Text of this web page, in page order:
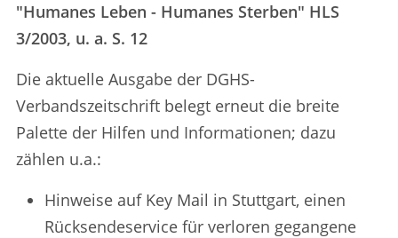
"Humanes Leben - Humanes Sterben" HLS
3/2003, u. a. S. 12
Die aktuelle Ausgabe der DGHS-
Verbandszeitschrift belegt erneut die breite
Palette der Hilfen und Informationen; dazu
zählen u.a.:
Hinweise auf Key Mail in Stuttgart, einen
Rücksendeservice für verloren gegangene